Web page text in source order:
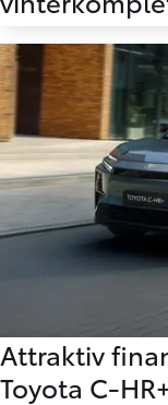
Attraktiv
Toyota C-